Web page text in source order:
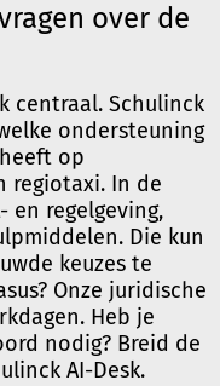
over de
centraal. Schulinck
ondersteuning
op
regiotaxi. In de
en regelgeving,
Die kun
keuzes te
Onze juridische
Heb je
nodig? Breid de
AI-Desk.